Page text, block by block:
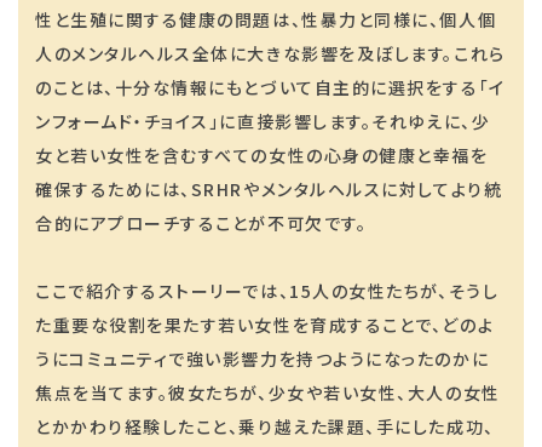
性と生殖に関する健康の問題は、性暴力と同様に、個人個
人のメンタルヘルス全体に大きな影響を及ぼします。これら
のことは、十分な情報にもとづいて自主的に選択をする「イ
ンフォームド・チョイス」に直接影響します。それゆえに、少
女と若い女性を含むすべての女性の心身の健康と幸福を
確保するためには、SRHRやメンタルヘルスに対してより統
合的にアプローチすることが不可欠です。
ここで紹介するストーリーでは、15人の女性たちが、そうし
た重要な役割を果たす若い女性を育成することで、どのよ
うにコミュニティで強い影響力を持つようになったのかに
焦点を当てます。彼女たちが、少女や若い女性、大人の女性
とかかわり経験したこと、乗り越えた課題、手にした成功、